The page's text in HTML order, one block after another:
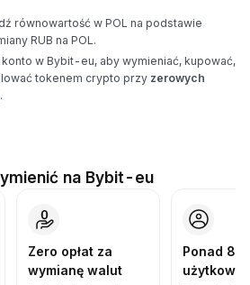
równowartość w POL na podstawie
RUB na POL.
w Bybit-eu, aby wymieniać, kupować,
tokenem crypto przy zerowych
.
na Bybit-eu
Zero opłat za
wymianę walut
Ponad 86